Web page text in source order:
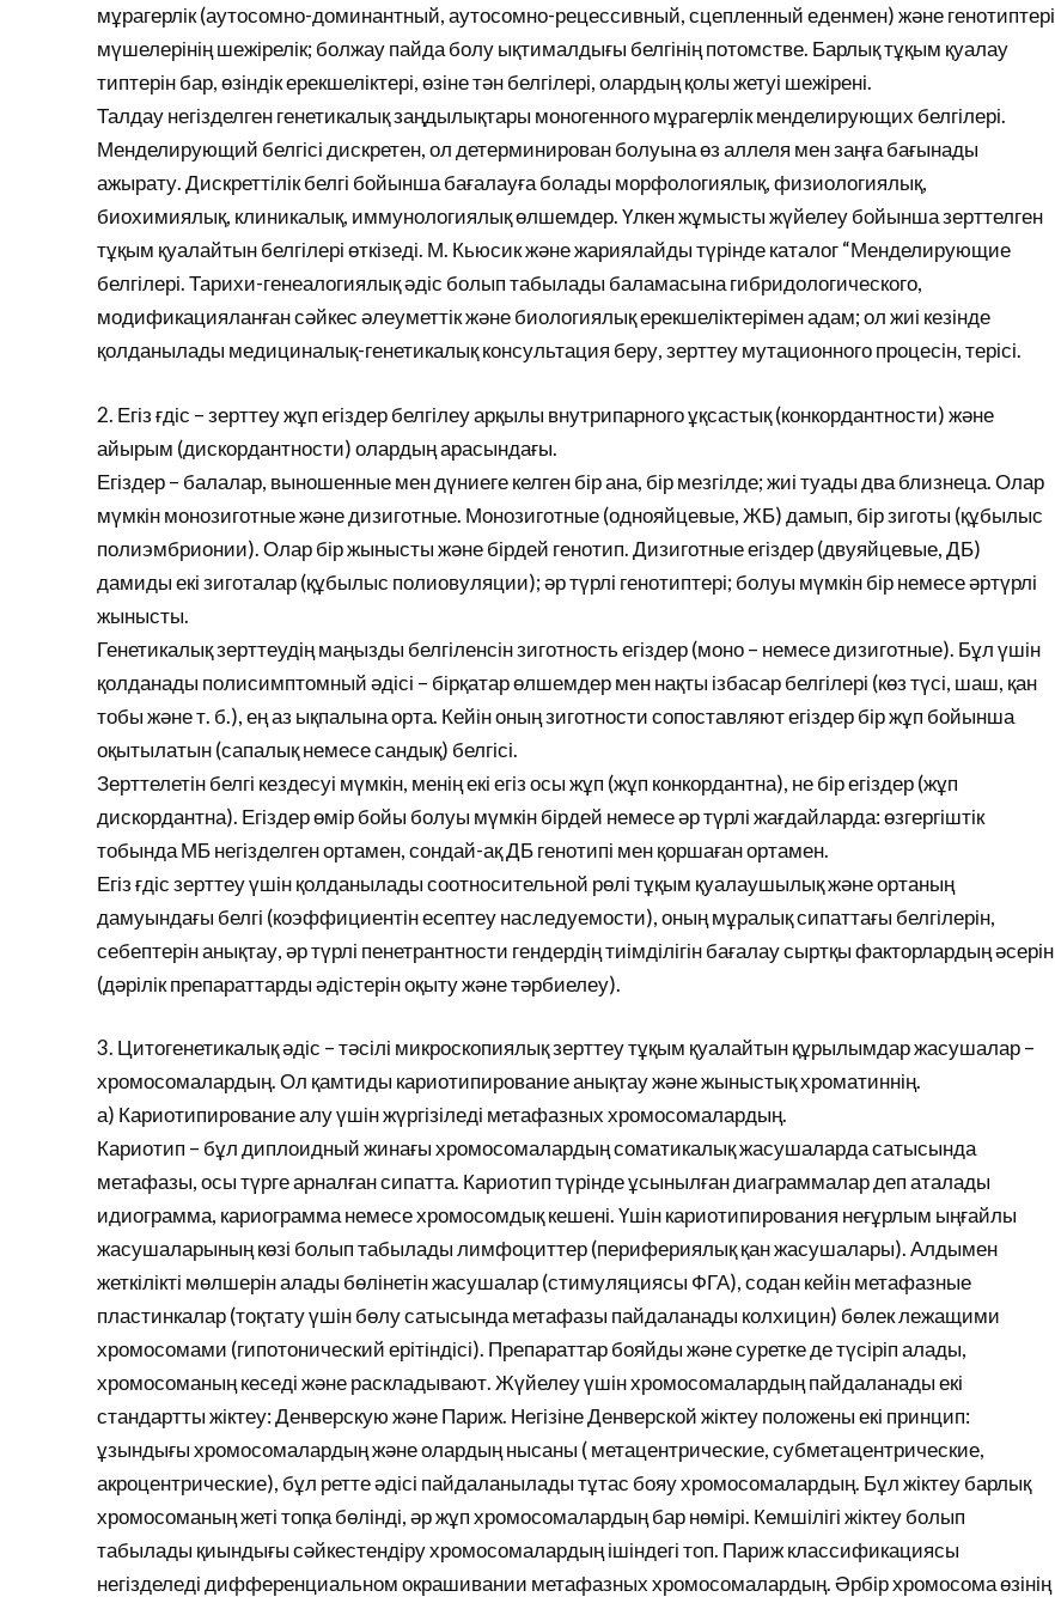
мұрагерлік (аутосомно-доминантный, аутосомно-рецессивный, сцепленный еденмен) және генотиптері
мүшелерінің шежірелік; болжау пайда болу ықтималдығы белгінің потомстве. Барлық тұқым қуалау
типтерін бар, өзіндік ерекшеліктері, өзіне тән белгілері, олардың қолы жетуі шежірені.
Талдау негізделген генетикалық заңдылықтары моногенного мұрагерлік менделирующих белгілері.
Менделирующий белгісі дискретен, ол детерминирован болуына өз аллеля мен заңға бағынады
ажырату. Дискреттілік белгі бойынша бағалауға болады морфологиялық, физиологиялық,
биохимиялық, клиникалық, иммунологиялық өлшемдер. Үлкен жұмысты жүйелеу бойынша зерттелген
тұқым қуалайтын белгілері өткізеді. М. Кьюсик және жариялайды түрінде каталог “Менделирующие
белгілері. Тарихи-генеалогиялық әдіс болып табылады баламасына гибридологического,
модификацияланған сәйкес әлеуметтік және биологиялық ерекшеліктерімен адам; ол жиі кезінде
қолданылады медициналық-генетикалық консультация беру, зерттеу мутационного процесін, терісі.
2. Егіз ғдіс – зерттеу жұп егіздер белгілеу арқылы внутрипарного ұқсастық (конкордантности) және
айырым (дискордантности) олардың арасындағы.
Егіздер – балалар, выношенные мен дүниеге келген бір ана, бір мезгілде; жиі туады два близнеца. Олар
мүмкін монозиготные және дизиготные. Монозиготные (однояйцевые, ЖБ) дамып, бір зиготы (құбылыс
полиэмбрионии). Олар бір жынысты және бірдей генотип. Дизиготные егіздер (двуяйцевые, ДБ)
дамиды екі зиготалар (құбылыс полиовуляции); әр түрлі генотиптері; болуы мүмкін бір немесе әртүрлі
жынысты.
Генетикалық зерттеудің маңызды белгіленсін зиготность егіздер (моно – немесе дизиготные). Бұл үшін
қолданады полисимптомный әдісі – бірқатар өлшемдер мен нақты ізбасар белгілері (көз түсі, шаш, қан
тобы және т. б.), ең аз ықпалына орта. Кейін оның зиготности сопоставляют егіздер бір жұп бойынша
оқытылатын (сапалық немесе сандық) белгісі.
Зерттелетін белгі кездесуі мүмкін, менің екі егіз осы жұп (жұп конкордантна), не бір егіздер (жұп
дискордантна). Егіздер өмір бойы болуы мүмкін бірдей немесе әр түрлі жағдайларда: өзгергіштік
тобында МБ негізделген ортамен, сондай-ақ ДБ генотипі мен қоршаған ортамен.
Егіз ғдіс зерттеу үшін қолданылады соотносительной рөлі тұқым қуалаушылық және ортаның
дамуындағы белгі (коэффициентін есептеу наследуемости), оның мұралық сипаттағы белгілерін,
себептерін анықтау, әр түрлі пенетрантности гендердің тиімділігін бағалау сыртқы факторлардың әсерін
(дәрілік препараттарды әдістерін оқыту және тәрбиелеу).
3. Цитогенетикалық әдіс – тәсілі микроскопиялық зерттеу тұқым қуалайтын құрылымдар жасушалар –
хромосомалардың. Ол қамтиды кариотипирование анықтау және жыныстық хроматиннің.
а) Кариотипирование алу үшін жүргізіледі метафазных хромосомалардың.
Кариотип – бұл диплоидный жинағы хромосомалардың соматикалық жасушаларда сатысында
метафазы, осы түрге арналған сипатта. Кариотип түрінде ұсынылған диаграммалар деп аталады
идиограмма, кариограмма немесе хромосомдық кешені. Үшін кариотипирования неғұрлым ыңғайлы
жасушаларының көзі болып табылады лимфоциттер (перифериялық қан жасушалары). Алдымен
жеткілікті мөлшерін алады бөлінетін жасушалар (стимуляциясы ФГА), содан кейін метафазные
пластинкалар (тоқтату үшін бөлу сатысында метафазы пайдаланады колхицин) бөлек лежащими
хромосомами (гипотонический ерітіндісі). Препараттар бояйды және суретке де түсіріп алады,
хромосоманың кеседі және раскладывают. Жүйелеу үшін хромосомалардың пайдаланады екі
стандартты жіктеу: Денверскую және Париж. Негізіне Денверской жіктеу положены екі принцип:
ұзындығы хромосомалардың және олардың нысаны ( метацентрические, субметацентрические,
акроцентрические), бұл ретте әдісі пайдаланылады тұтас бояу хромосомалардың. Бұл жіктеу барлық
хромосоманың жеті топқа бөлінді, әр жұп хромосомалардың бар нөмірі. Кемшілігі жіктеу болып
табылады қиындығы сәйкестендіру хромосомалардың ішіндегі топ. Париж классификациясы
негізделеді дифференциальном окрашивании метафазных хромосомалардың. Әрбір хромосома өзінің